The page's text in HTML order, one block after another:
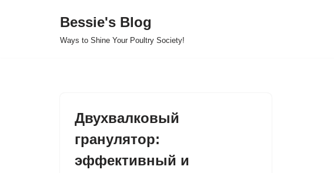
Bessie's Blog
Ways to Shine Your Poultry Society!
Двухвалковый
гранулятор:
эффективный и